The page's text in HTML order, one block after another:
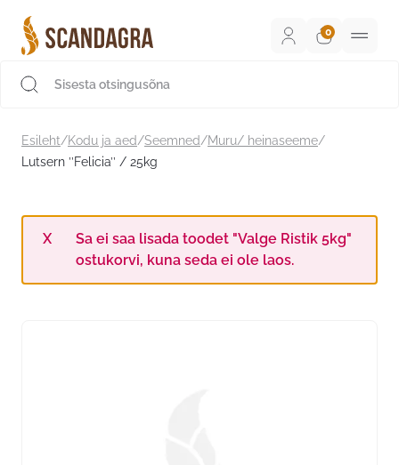
sisu
juurde
Esileht/Kodu ja aed/Seemned/Muru/ heinaseeme/
Lutsern ’’Felicia’’ / 25kg
Sa ei saa lisada toodet "Valge Ristik 5kg"
ostukorvi, kuna seda ei ole laos.